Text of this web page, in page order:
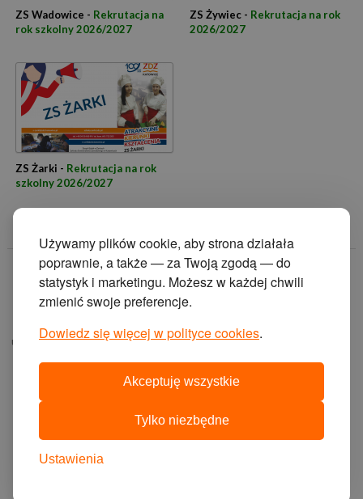
Używamy plików cookie, aby strona działała
poprawnie, a także — za Twoją zgodą — do
statystyk i marketingu. Możesz w każdej chwili
zmienić swoje preferencje.
Dowiedz się więcej w polityce cookies.
Akceptuję wszystkie
Tylko niezbędne
Ustawienia
ZS Wadowice - Rekrutacja na
rok szkolny 2026/2027
ZS Żywiec - Rekrutacja na rok
2026/2027
ZS Żarki - Rekrutacja na rok
szkolny 2026/2027
© 2014 Zakład
Doskonalenia
Zawodowego w
ul. Krasińskiego 2, 40-
projekt i wykonanie:
cyberstudio
cms:
abeon